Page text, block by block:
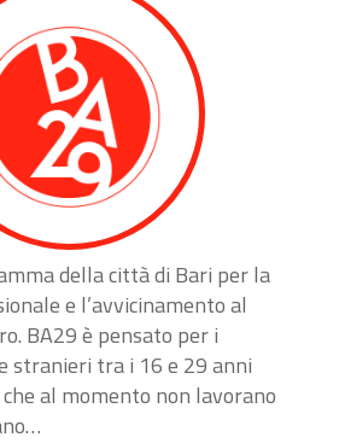
della città di Bari per la
e l’avvicinamento al
BA29 è pensato per i
stranieri tra i 16 e 29 anni
al momento non lavorano